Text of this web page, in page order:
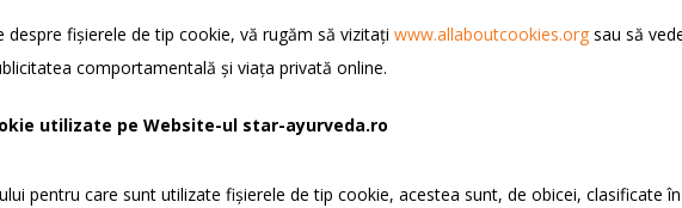
despre fișierele de tip cookie, vă rugăm să vizitați www.allaboutcookies.org sau să
comportamentală și viața privată online.
utilizate pe Website-ul star-ayurveda.ro
pentru care sunt utilizate fișierele de tip cookie, acestea sunt, de obicei, clasificate